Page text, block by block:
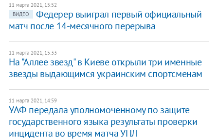
11 марта 2021, 15:52
ВИДЕО
Федерер выиграл первый официальный
матч после 14-месячного перерыва
11 марта 2021, 15:33
На "Аллее звезд" в Киеве открыли три именные
звезды выдающимся украинским спортсменам
11 марта 2021, 14:59
УАФ передала уполномоченному по защите
государственного языка результаты проверки
инцидента во время матча УПЛ